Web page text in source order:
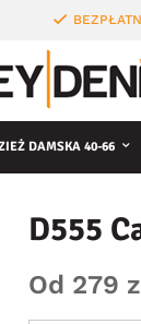
DAMSKA 40-66
D555
Od 279